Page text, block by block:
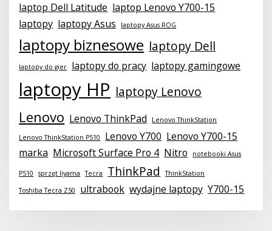
laptop Dell Latitude laptop Lenovo Y700-15
laptopy laptopy Asus laptopy Asus ROG
laptopy biznesowe laptopy Dell
laptopy do gier laptopy do pracy laptopy gamingowe
laptopy HP laptopy Lenovo
Lenovo Lenovo ThinkPad Lenovo ThinkStation
Lenovo ThinkStation P510 Lenovo Y700 Lenovo Y700-15
marka Microsoft Surface Pro 4 Nitro notebooki Asus
P510 sprzęt liyama Tecra ThinkPad
ThinkStation
Toshiba Tecra Z50
ultrabook wydajne laptopy Y700-15